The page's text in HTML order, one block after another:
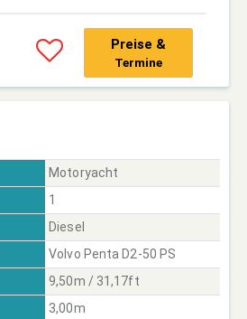
Preise &
Termine
Motoryacht
1
Diesel
Volvo Penta D2-50 PS
9,50m / 31,17ft
3,00m